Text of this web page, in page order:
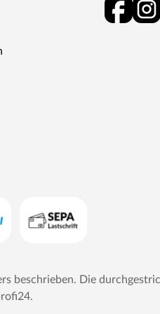
geeignet und
in unserem
fünfadriges
(1,5 mm)
Sanduhr,
oder Pool –
beschrieben. Die
.